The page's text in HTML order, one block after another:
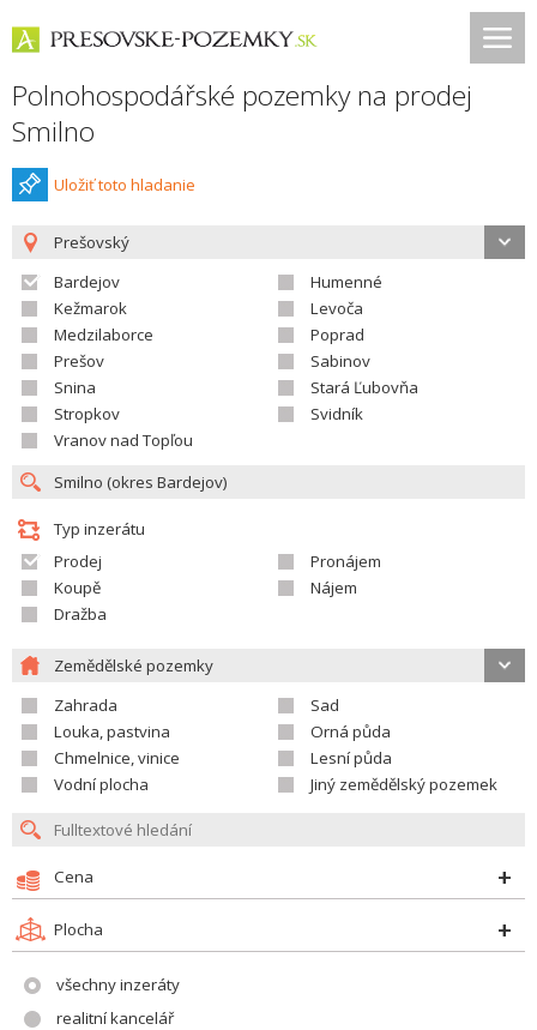
Polnohospodářské pozemky na prodej
Smilno
Uložiť toto hladanie
Prešovský
Bardejov
Humenné
Kežmarok
Levoča
Medzilaborce
Poprad
Prešov
Sabinov
Snina
Stará Ľubovňa
Stropkov
Svidník
Vranov nad Topľou
Typ inzerátu
Prodej
Pronájem
Koupě
Nájem
Dražba
Zemědělské pozemky
Zahrada
Sad
Louka, pastvina
Orná půda
Chmelnice, vinice
Lesní půda
Vodní plocha
Jiný zemědělský pozemek
Cena
Plocha
všechny inzeráty
realitní kancelář